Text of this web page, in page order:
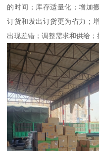
的时间；库存适量化；增加
订货和发出订货更为省力；
出现差错；调整需求和供给；